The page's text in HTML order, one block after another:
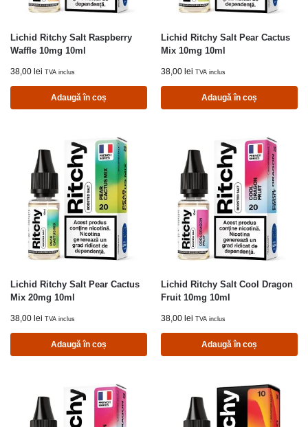
Lichid Ritchy Salt Raspberry
Waffle 10mg 10ml
38,00 lei TVA inclus
Adaugă în coș
Lichid Ritchy Salt Pear Cactus
Mix 10mg 10ml
38,00 lei TVA inclus
Adaugă în coș
Lichid Ritchy Salt Pear Cactus
Mix 20mg 10ml
38,00 lei TVA inclus
Adaugă în coș
Lichid Ritchy Salt Cool Dragon
Fruit 10mg 10ml
38,00 lei TVA inclus
Adaugă în coș